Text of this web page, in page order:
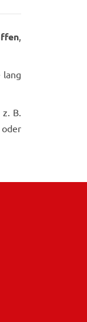
,
lang
B.